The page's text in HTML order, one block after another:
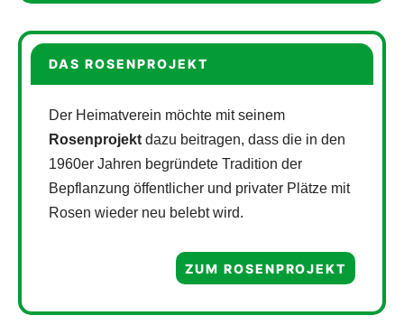
DAS ROSENPROJEKT
Der Heimatverein möchte mit seinem
Rosenprojekt dazu beitragen, dass die in den
1960er Jahren begründete Tradition der
Bepflanzung öffentlicher und privater Plätze mit
Rosen wieder neu belebt wird.
ZUM ROSENPROJEKT